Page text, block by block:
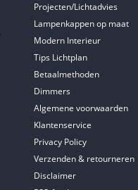
Projecten/Lichtadvies
Lampenkappen op maat
Modern Interieur
Tips Lichtplan
Betaalmethoden
Dimmers
Algemene voorwaarden
Klantenservice
Privacy Policy
Verzenden & retourneren
Disclaimer